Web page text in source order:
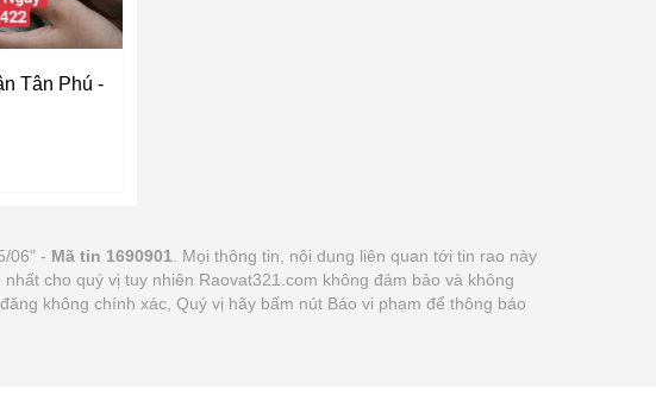
Tân Phú -
06" - Mã tin 1690901 . Mọi thông tin, nội dung liên quan tới tin rao này
cho quý vị tuy nhiên Raovat321.com không đảm bảo và không
không chính xác, Quý vị hãy bấm nút Báo vi phạm để thông báo